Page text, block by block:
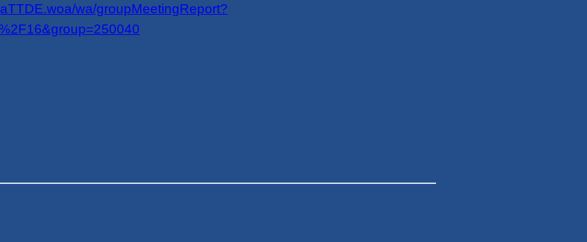
wa/groupMeetingReport?